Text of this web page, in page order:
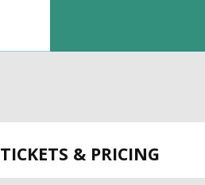
TICKETS & PRICING